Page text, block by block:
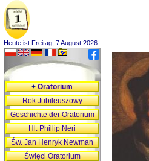
Heute ist Freitag, 7 August 2026
+Oratorium
Rok Jubileuszowy
Geschichte der Oratorium
Hl. Phillip Neri
Św. Jan Henryk Newman
Święci Oratorium